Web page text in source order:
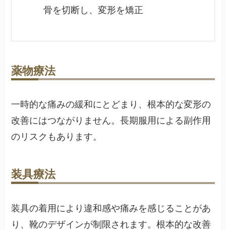
骨を切断し、変形を矯正
薬物療法
一時的な痛みの緩和にとどまり、根本的な変形の
改善にはつながりません。長期服用による副作用
のリスクもあります。
装具療法
装具の着用により違和感や痛みを感じることがあ
り、靴のデザインが制限されます。根本的な改善